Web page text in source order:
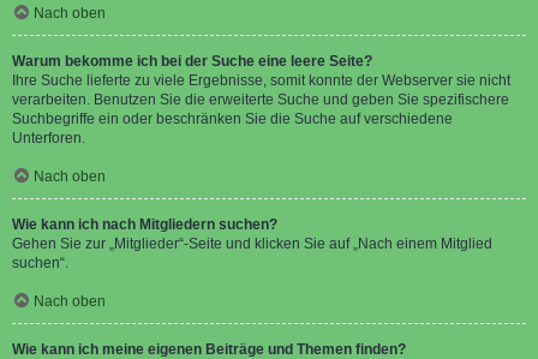
Nach oben
Warum bekomme ich bei der Suche eine leere Seite?
Ihre Suche lieferte zu viele Ergebnisse, somit konnte der Webserver sie nicht
verarbeiten. Benutzen Sie die erweiterte Suche und geben Sie spezifischere
Suchbegriffe ein oder beschränken Sie die Suche auf verschiedene
Unterforen.
Nach oben
Wie kann ich nach Mitgliedern suchen?
Gehen Sie zur „Mitglieder“-Seite und klicken Sie auf „Nach einem Mitglied
suchen“.
Nach oben
Wie kann ich meine eigenen Beiträge und Themen finden?